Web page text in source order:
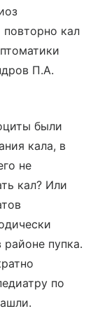
кал
П.А.
были
кала, в
не
кал? Или
пупка.
по